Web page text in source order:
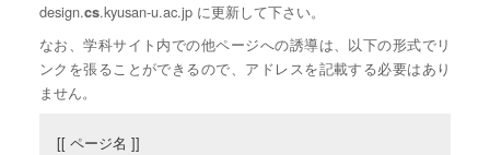
design.cs.kyusan-u.ac.jp に更新して下さい。
なお、学科サイト内での他ページへの誘導は、以下の形式でリ
ンクを張ることができるので、アドレスを記載する必要はあり
ません。
[[ ページ名 ]]